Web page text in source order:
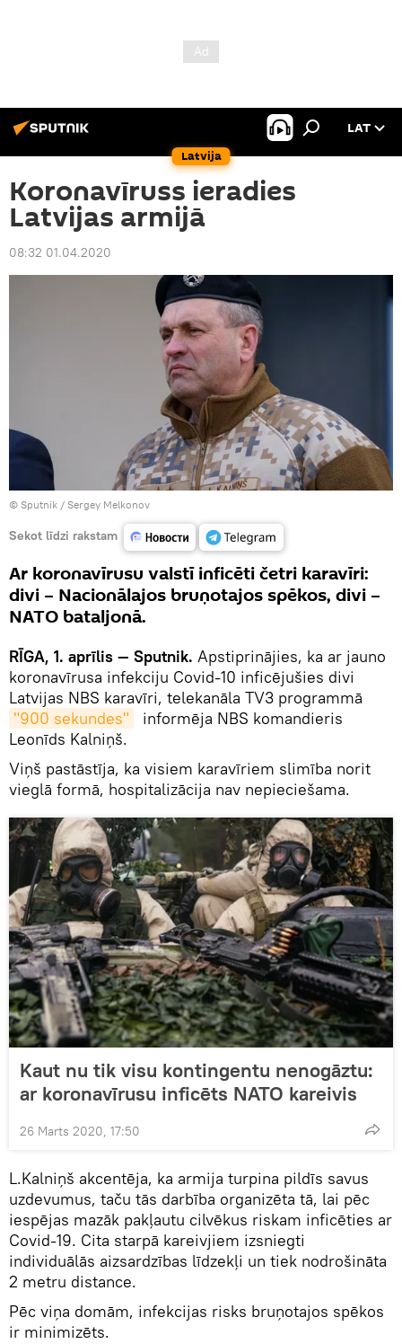
Latvija
LAT
Koronavīruss ieradies
Latvijas armijā
08:32 01.04.2020
© Sputnik / Sergey Melkonov
Sekot līdzi rakstam
Ar koronavīrusu valstī inficēti četri karavīri:
divi – Nacionālajos bruņotajos spēkos, divi –
NATO bataljonā.
RĪGA, 1. aprīlis — Sputnik. Apstiprinājies, ka ar jauno
koronavīrusa infekciju Covid-10 inficējušies divi
Latvijas NBS karavīri, telekanāla TV3 programmā
"900 sekundes"
informēja NBS komandieris
Leonīds Kalniņš.
Viņš pastāstīja, ka visiem karavīriem slimība norit
vieglā formā, hospitalizācija nav nepieciešama.
Kaut nu tik visu kontingentu nenogāztu:
ar koronavīrusu inficēts NATO kareivis
26 Marts 2020, 17:50
L.Kalniņš akcentēja, ka armija turpina pildīs savus
uzdevumus, taču tās darbība organizēta tā, lai pēc
iespējas mazāk pakļautu cilvēkus riskam inficēties ar
Covid-19. Cita starpā kareivjiem izsniegti
individuālās aizsardzības līdzekļi un tiek nodrošināta
2 metru distance.
Pēc viņa domām, infekcijas risks bruņotajos spēkos
ir minimizēts.